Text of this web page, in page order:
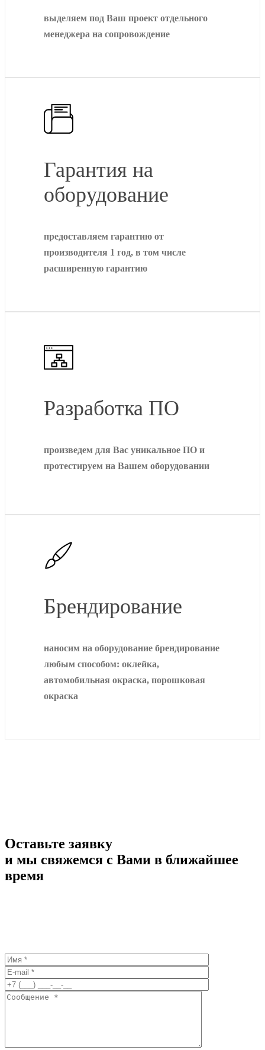
выделяем под Ваш проект отдельного
менеджера на сопровождение
Гарантия на
оборудование
предоставляем гарантию от
производителя 1 год, в том числе
расширенную гарантию
Разработка ПО
произведем для Вас уникальное ПО и
протестируем на Вашем оборудовании
Брендирование
наносим на оборудование брендирование
любым способом: оклейка,
автомобильная окраска, порошковая
окраска
Оставьте заявку
и мы свяжемся с Вами в ближайшее
время